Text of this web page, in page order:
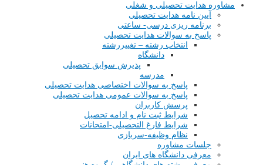
مشاوره هدایت تحصیلی و شغلی
آیین نامه هدایت تحصیلی
برنامه ریزی درسی- ساعتی
پاسخ به سوالات هدایت تحصیلی
انتخاب رشته – تغییررشته
دانشگاه
پذیرش سوابق تحصیلی
مدرسه
پاسخ به سوالات اختصاصی هدایت تحصیلی
پاسخ به سوالات عمومی هدایت تحصیلی
پرسش کاربران
شرایط ثبت نام و ادامه تحصیل
شرایط فارغ التحصیلی-امتحانات
نظام وظیفه-سربازی
جلسات مشاوره
معرفی دانشگاه های ایران